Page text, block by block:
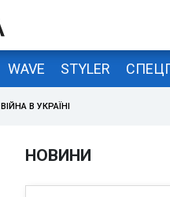
WAVE STYLER
ВІЙНА В УКРАЇНІ
НОВИНИ